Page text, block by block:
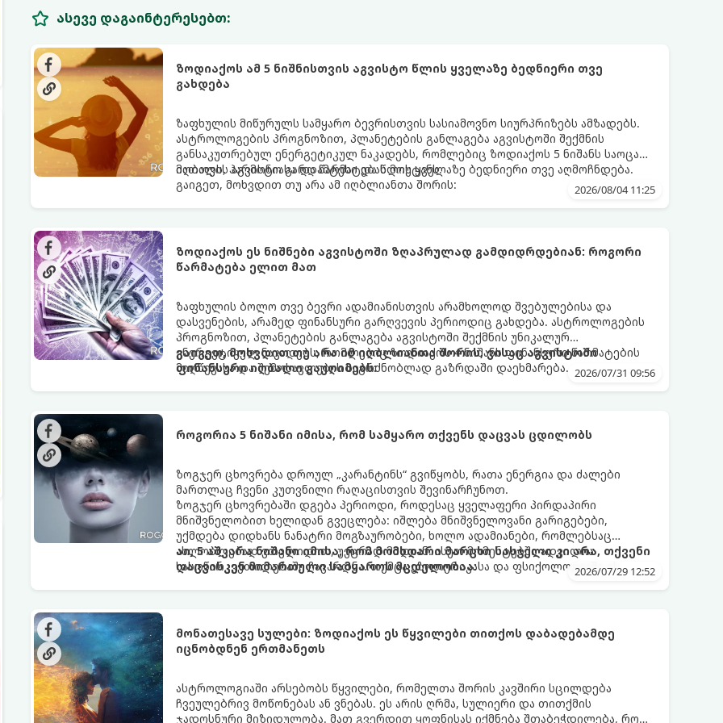
ასევე დაგაინტერესებთ:
ზოდიაქოს ამ 5 ნიშნისთვის აგვისტო წლის ყველაზე ბედნიერი თვე
გახდება
ზაფხულის მიწურულს სამყარო ბევრისთვის სასიამოვნო სიურპრიზებს ამზადებს.
ასტროლოგების პროგნოზით, პლანეტების განლაგება აგვისტოში შექმნის
განსაკუთრებულ ენერგეტიკულ ნაკადებს, რომლებიც ზოდიაქოს 5 ნიშანს საოცარ
იღბალს, ჰარმონიასა და წარმატებას მოუტანს.
მათთვის აგვისტო გარდამტეხი და წლის ყველაზე ბედნიერი თვე აღმოჩნდება.
გაიგეთ, მოხვდით თუ არა ამ იღბლიანთა შორის:
2026/08/04 11:25
ზოდიაქოს ეს ნიშნები აგვისტოში ზღაპრულად გამდიდრდებიან: როგორი
წარმატება ელით მათ
ზაფხულის ბოლო თვე ბევრი ადამიანისთვის არამხოლოდ შვებულებისა და
დასვენების, არამედ ფინანსური გარღვევის პერიოდიც გახდება. ასტროლოგების
პროგნოზით, პლანეტების განლაგება აგვისტოში შექმნის უნიკალურ
ენერგეტიკულ ნაკადებს, რომლებიც ზოდიაქოს 4 ნიშანს ფინანსური წარმატების
მიღწევასა და შემოსავლების საგრძნობლად გაზრდაში დაეხმარება.
გაიგეთ, მოხვდით თუ არა იმ იღბლიანთა შორის, ვისაც აგვისტოში
ფინანსური იღბალი გაუღიმებს:
2026/07/31 09:56
როგორია 5 ნიშანი იმისა, რომ სამყარო თქვენს დაცვას ცდილობს
ზოგჯერ ცხოვრება დროულ „კარანტინს“ გვიწყობს, რათა ენერგია და ძალები
მართლაც ჩვენი კუთვნილი რაღაცისთვის შევინარჩუნოთ.
ზოგჯერ ცხოვრებაში დგება პერიოდი, როდესაც ყველაფერი პირდაპირი
მნიშვნელობით ხელიდან გვეცლება: იშლება მნიშვნელოვანი გარიგებები,
უქმდება დიდხანს ნანატრი მოგზაურობები, ხოლო ადამიანები, რომლებსაც
ახლობლებად ვთვლიდით, უეცრად მიდიან. ასეთ მომენტებში ადვილია
სასოწარკვეთილებაში ჩავარდნა. თუმცა ეზოთერიკასა და ფსიქოლოგიაში ეს
აი, 5 აშკარა ნიშანი იმისა, რომ მომხდარი მარცხი სასჯელი კი არა, თქვენი
დაცვისკენ მიმართული სამყაროს მცდელობაა:
2026/07/29 12:52
მონათესავე სულები: ზოდიაქოს ეს წყვილები თითქოს დაბადებამდე
იცნობდნენ ერთმანეთს
ასტროლოგიაში არსებობს წყვილები, რომელთა შორის კავშირი სცილდება
ჩვეულებრივ მოწონებას ან ვნებას. ეს არის ღრმა, სულიერი და თითქმის
ჯადოსნური მიზიდულობა. მათ გვერდით ყოფნისას იქმნება შთაბეჭდილება, რომ